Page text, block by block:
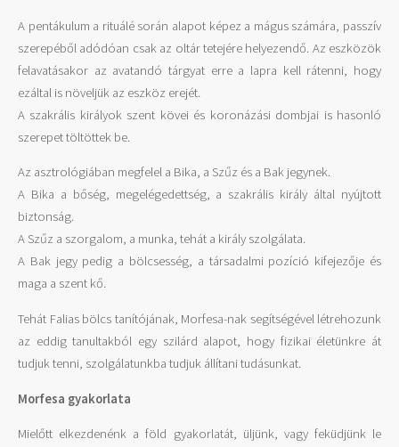
A pentákulum a rituálé során alapot képez a mágus számára, passzív
szerepéből adódóan csak az oltár tetejére helyezendő. Az eszközök
felavatásakor az avatandó tárgyat erre a lapra kell rátenni, hogy
ezáltal is növeljük az eszköz erejét.
A szakrális királyok szent kövei és koronázási dombjai is hasonló
szerepet töltöttek be.
Az asztrológiában megfelel a Bika, a Szűz és a Bak jegynek.
A Bika a bőség, megelégedettség, a szakrális király által nyújtott
biztonság.
A Szűz a szorgalom, a munka, tehát a király szolgálata.
A Bak jegy pedig a bölcsesség, a társadalmi pozíció kifejezője és
maga a szent kő.
Tehát Falias bölcs tanítójának, Morfesa-nak segítségével létrehozunk
az eddig tanultakból egy szilárd alapot, hogy fizikai életünkre át
tudjuk tenni, szolgálatunkba tudjuk állítani tudásunkat.
Morfesa gyakorlata
Mielőtt elkezdenénk a föld gyakorlatát, üljünk, vagy feküdjünk le